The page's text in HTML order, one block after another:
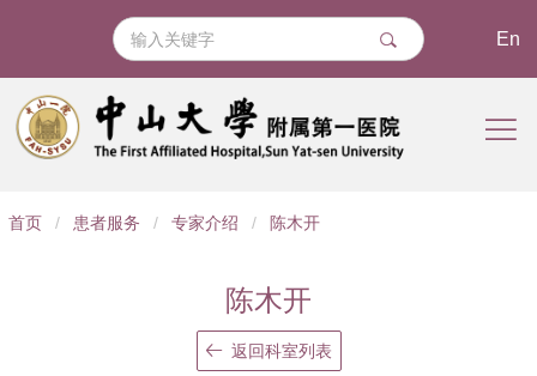
En
导
首页 / 患者服务 / 专家介绍 / 陈木开
陈木开
返回科室列表